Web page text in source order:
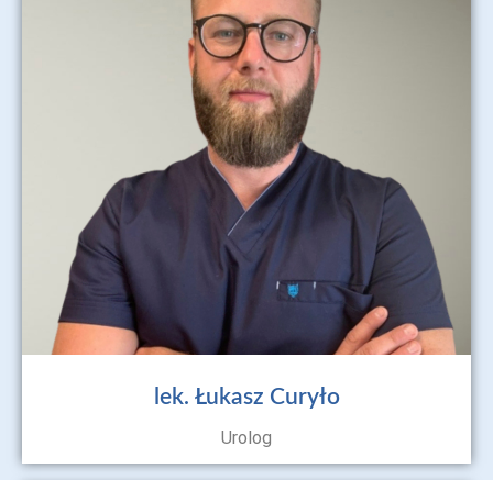
lek. Łukasz Curyło
Urolog